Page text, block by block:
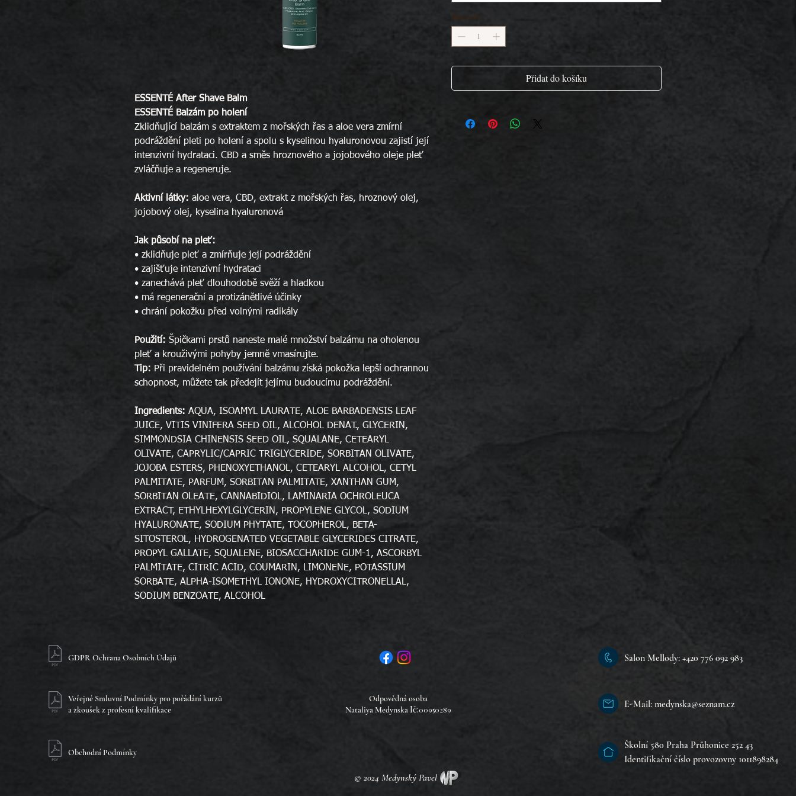
ESSENTÉ After Shave Balm
ESSENTÉ Balzám po holení
Zklidňující balzám s extraktem z mořských řas a aloe vera zmírní
podráždění pleti po holení a spolu s kyselinou hyaluronovou zajistí její
intenzivní hydrataci. CBD a směs hroznového a jojobového oleje pleť
zvláčňuje a regeneruje.
Aktivní látky: aloe vera, CBD, extrakt z mořských řas, hroznový olej,
jojobový olej, kyselina hyaluronová
Jak působí na pleť:
• zklidňuje pleť a zmírňuje její podráždění
• zajišťuje intenzivní hydrataci
• zanechává pleť dlouhodobě svěží a hladkou
• má regenerační a protizánětlivé účinky
• chrání pokožku před volnými radikály
Použití: Špičkami prstů naneste malé množství balzámu na oholenou
pleť a krouživými pohyby jemně vmasírujte.
Tip: Při pravidelném používání balzámu získá pokožka lepší ochrannou
schopnost, můžete tak předejít jejímu budoucímu podráždění.
Ingredients: AQUA, ISOAMYL LAURATE, ALOE BARBADENSIS LEAF
JUICE, VITIS VINIFERA SEED OIL, ALCOHOL DENAT., GLYCERIN,
SIMMONDSIA CHINENSIS SEED OIL, SQUALANE, CETEARYL
OLIVATE, CAPRYLIC/CAPRIC TRIGLYCERIDE, SORBITAN OLIVATE,
JOJOBA ESTERS, PHENOXYETHANOL, CETEARYL ALCOHOL, CETYL
PALMITATE, PARFUM, SORBITAN PALMITATE, XANTHAN GUM,
SORBITAN OLEATE, CANNABIDIOL, LAMINARIA OCHROLEUCA
EXTRACT, ETHYLHEXYLGLYCERIN, PROPYLENE GLYCOL, SODIUM
HYALURONATE, SODIUM PHYTATE, TOCOPHEROL, BETA-
SITOSTEROL, HYDROGENATED VEGETABLE GLYCERIDES CITRATE,
PROPYL GALLATE, SQUALENE, BIOSACCHARIDE GUM-1, ASCORBYL
PALMITATE, CITRIC ACID, COUMARIN, LIMONENE, POTASSIUM
SORBATE, ALPHA-ISOMETHYL IONONE, HYDROXYCITRONELLAL,
SODIUM BENZOATE, ALCOHOL
Množství *
Přidat do košíku
GDPR Ochrana Osobních Údajů
Veřejné Smluvní Podmínky pro pořádání kurzů
a zkoušek z profesní kvalifikace
Obchodní Podmínky
Odpovědná osoba
Nataliya Medynska Ič:00950289
© 2024 Medynský Pavel
Salon Mellody: +420 776 092 983
E-Mail: medynska@seznam.cz
Školní 580 Praha Průhonice 252 43
Identifikační číslo provozovny 1011898284